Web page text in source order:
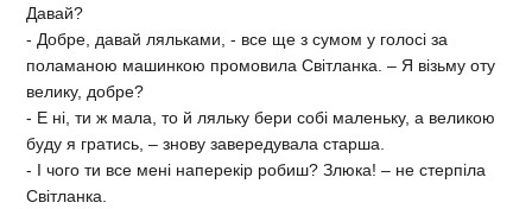
Давай?
- Добре, давай ляльками, - все ще з сумом у голосі за
поламаною машинкою промовила Світланка. – Я візьму оту
велику, добре?
- Е ні, ти ж мала, то й ляльку бери собі маленьку, а великою
буду я гратись, – знову завередувала старша.
- І чого ти все мені наперекір робиш? Злюка! – не стерпіла
Світланка.